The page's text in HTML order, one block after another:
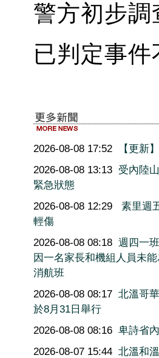
警方初步
已判定事
2026-08-08 17:52
【更新
2026-08-08 13:13 受內陸
緊急狀態
2026-08-08 12:29
素里週
輕傷
2026-08-08 08:18 週四一
因一名家長和機組人員未
消航班
2026-08-08 08:17 北溫哥
於8月31日舉行
2026-08-08 08:16 卑詩省
2026-08-07 15:44 北溫和